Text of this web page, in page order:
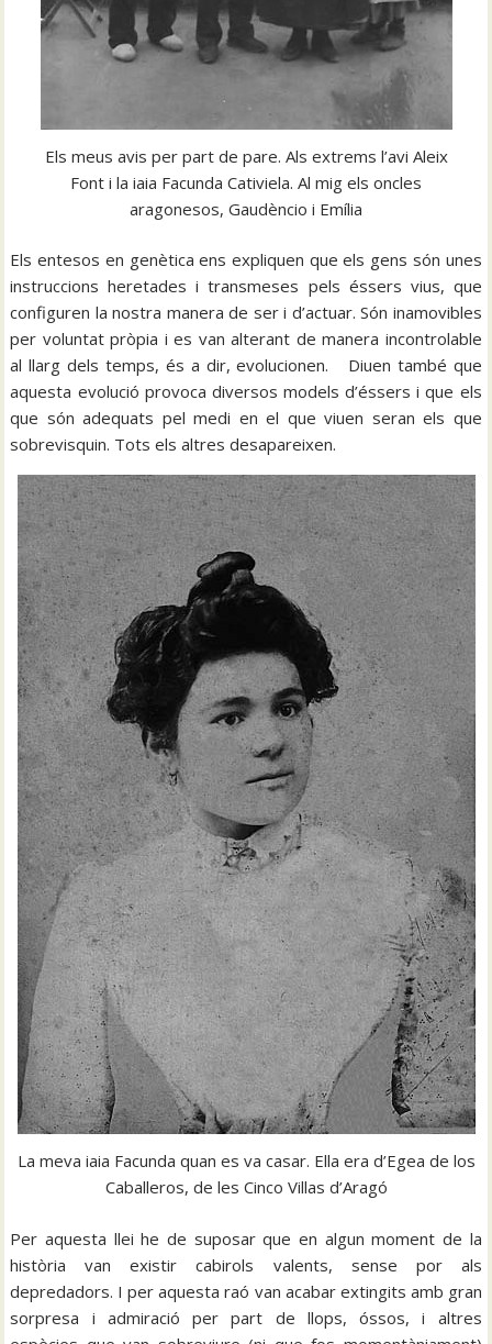
Els meus avis per part de pare. Als extrems l’avi Aleix
Font i la iaia Facunda Cativiela. Al mig els oncles
aragonesos, Gaudèncio i Emília
Els entesos en genètica ens expliquen que els gens són unes
instruccions heretades i transmeses pels éssers vius, que
configuren la nostra manera de ser i d’actuar. Són inamovibles
per voluntat pròpia i es van alterant de manera incontrolable
al llarg dels temps, és a dir, evolucionen. Diuen també que
aquesta evolució provoca diversos models d’éssers i que els
que són adequats pel medi en el que viuen seran els que
sobrevisquin. Tots els altres desapareixen.
La meva iaia Facunda quan es va casar. Ella era d’Egea de los
Caballeros, de les Cinco Villas d’Aragó
Per aquesta llei he de suposar que en algun moment de la
història van existir cabirols valents, sense por als
depredadors. I per aquesta raó van acabar extingits amb gran
sorpresa i admiració per part de llops, óssos, i altres